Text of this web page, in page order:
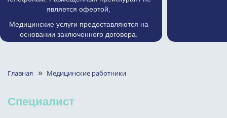
является офертой,
Медицинские услуги предоставляются на
основании заключенного договора.
Главная » Медицинские работники
Специалист